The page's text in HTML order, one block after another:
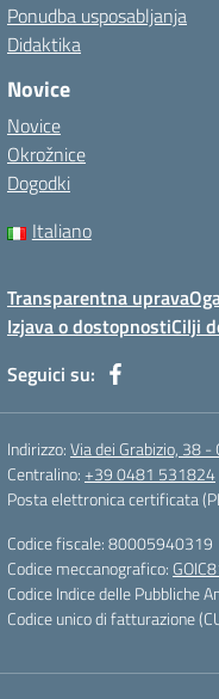
Ponudba usposabljanja
Didaktika
Novice
Novice
Okrožnice
Dogodki
Italiano
Transparentna uprava
Izjava o dostopnostiCilji
Seguici su:
Indirizzo:Via dei Grabizio, 38
Centralino:+39 0481 531824
Posta elettronica certificata
Codice fiscale: 80005940319
Codice meccanografico:
Codice Indice delle Pubbliche
Codice unico di fatturazione